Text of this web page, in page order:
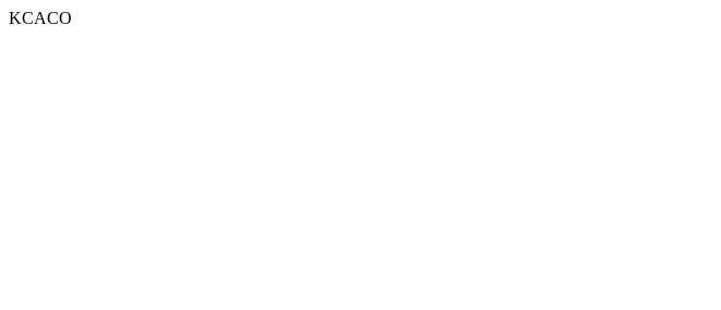
KCACO